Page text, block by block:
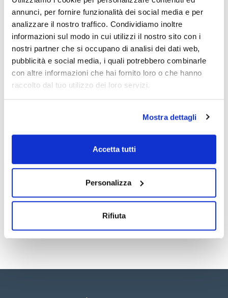
annunci, per fornire funzionalità dei social media e per
analizzare il nostro traffico. Condividiamo inoltre
informazioni sul modo in cui utilizzi il nostro sito con i
nostri partner che si occupano di analisi dei dati web,
pubblicità e social media, i quali potrebbero combinarle
con altre informazioni che hai fornito loro o che hanno
raccolto dal tuo utilizzo dei loro servizi.
Mostra dettagli
Accetta tutti
Personalizza
Rifiuta
Caratteristiche
Capacità : x 1 l
Documentazione tecnica
TDS / Scheda tecnica
Registrati per i download
COA
Registrati per i download
Sicurezza
Registrati per i download